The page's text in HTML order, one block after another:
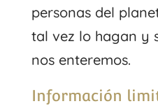
personas del
tal vez lo hagan y
nos enteremos.
Información